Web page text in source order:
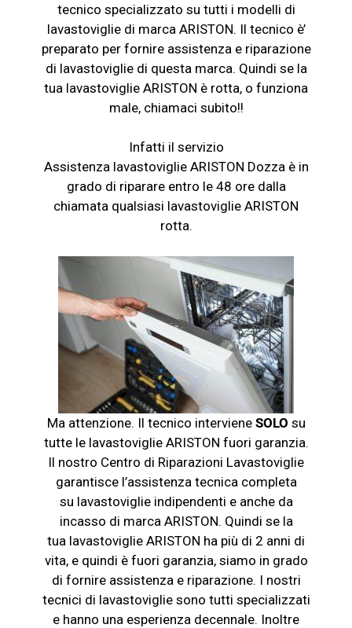
tecnico specializzato su tutti i modelli di
lavastoviglie di marca ARISTON. Il tecnico è’
preparato per fornire assistenza e riparazione
di lavastoviglie di questa marca. Quindi se la
tua lavastoviglie ARISTON è rotta, o funziona
male, chiamaci subito!!
Infatti il servizio
Assistenza lavastoviglie ARISTON Dozza è in
grado di riparare entro le 48 ore dalla
chiamata qualsiasi lavastoviglie ARISTON
rotta.
Ma attenzione. Il tecnico interviene SOLO su
tutte le lavastoviglie ARISTON fuori garanzia.
Il nostro Centro di Riparazioni Lavastoviglie
garantisce l’assistenza tecnica completa
su lavastoviglie indipendenti e anche da
incasso di marca ARISTON. Quindi se la
tua lavastoviglie ARISTON ha più di 2 anni di
vita, e quindi è fuori garanzia, siamo in grado
di fornire assistenza e riparazione. I nostri
tecnici di lavastoviglie sono tutti specializzati
e hanno una esperienza decennale. Inoltre